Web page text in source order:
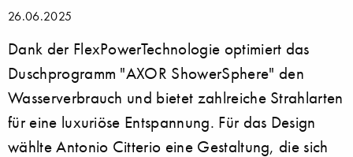
26.06.2025
Dank der FlexPowerTechnologie optimiert das
Duschprogramm "AXOR ShowerSphere" den
Wasserverbrauch und bietet zahlreiche Strahlarten
für eine luxuriöse Entspannung. Für das Design
wählte Antonio Citterio eine Gestaltung, die sich